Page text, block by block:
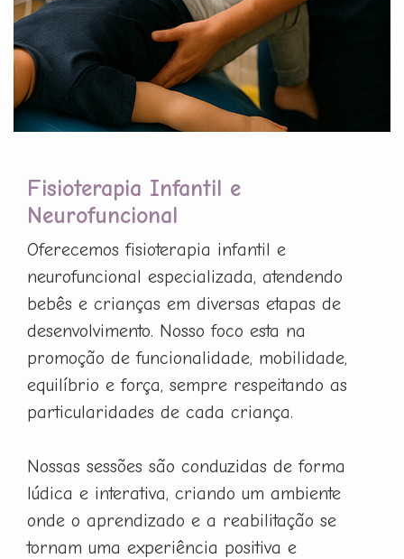
Fisioterapia Infantil e
Neurofuncional
Oferecemos fisioterapia infantil e
neurofuncional especializada, atendendo
bebês e crianças em diversas etapas de
desenvolvimento. Nosso foco esta na
promoção de funcionalidade, mobilidade,
equilíbrio e força, sempre respeitando as
particularidades de cada criança.
Nossas sessões são conduzidas de forma
lúdica e interativa, criando um ambiente
onde o aprendizado e a reabilitação se
tornam uma experiência positiva e